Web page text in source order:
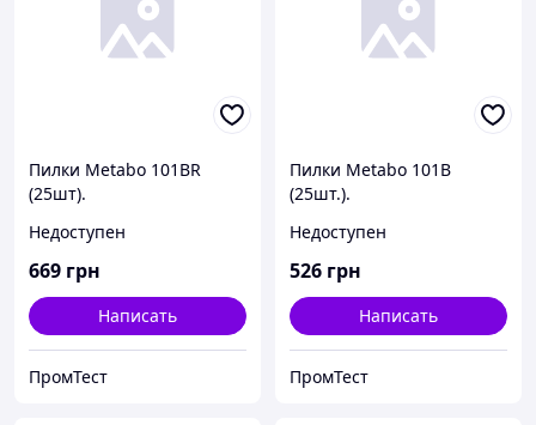
Пилки Metabo 101BR
(25шт).
Недоступен
669 грн
Написать
ПромТест
Пилки Metabo 101B
(25шт.).
Недоступен
526 грн
Написать
ПромТест